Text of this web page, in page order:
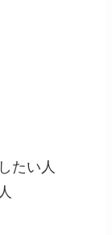
たい人